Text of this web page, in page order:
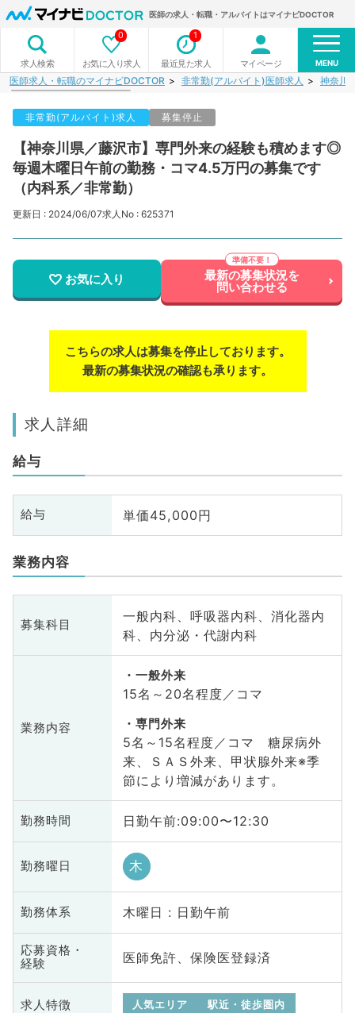
医師の求人・転職・アルバイトはマイナビDOCTOR
求人検索 お気に入り求人
0
最近見た求人
1
マイページ MENU
医師求人・転職のマイナビDOCTOR 非常勤(アルバイト)医師求人 神奈川
非常勤(アルバイト)求人 募集停止
【神奈川県／藤沢市】専門外来の経験も積めます◎
毎週木曜日午前の勤務・コマ4.5万円の募集です
（内科系／非常勤）
更新日 : 2024/06/07求人No : 625371
お気に入り 最新の募集状況を
問い合わせる
こちらの求人は募集を停止しております。
最新の募集状況の確認も承ります。
求人詳細
給与
給与 単価45,000円
業務内容
募集科目
一般内科、呼吸器内科、消化器内
科、内分泌・代謝内科
業務内容
一般外来
15名～20名程度／コマ
専門外来
5名～15名程度／コマ 糖尿病外
来、ＳＡＳ外来、甲状腺外来※季
節により増減があります。
勤務時間 日勤午前:09:00〜12:30
勤務曜日 木
勤務体系 木曜日 : 日勤午前
応募資格・
経験
医師免許、保険医登録済
求人特徴 人気エリア 駅近・徒歩圏内